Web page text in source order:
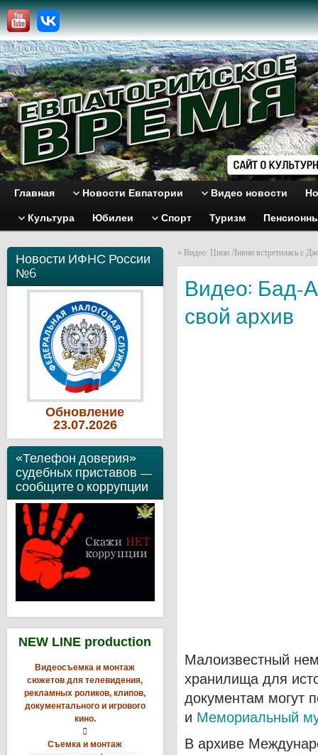
Главная Новости Евпатории Видео новости
Культура Юбилеи Спорт Туризм
Новости ИФНС России
№6
Обновление
23.07.2026
«Телефон доверия»
судебных приставов —
сообщите о коррупции
NEW LINE production
Видеосъемка и монтаж
сюжетов для телевидения,
рекламных роликов, клипов,
документального и игрового
кино.

Съемка и монтаж
« Видео: Ципи Ливни встретилась с
Видео: Бад-
свой архив
Малоизвестный
хранилища для
документам могут
и Мемориальный
В архиве